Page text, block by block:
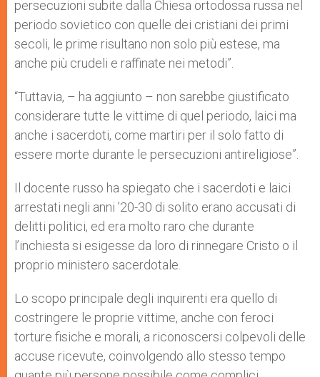
persecuzioni subite dalla Chiesa ortodossa russa nel
periodo sovietico con quelle dei cristiani dei primi
secoli, le prime risultano non solo più estese, ma
anche più crudeli e raffinate nei metodi”.
“Tuttavia, – ha aggiunto – non sarebbe giustificato
considerare tutte le vittime di quel periodo, laici ma
anche i sacerdoti, come martiri per il solo fatto di
essere morte durante le persecuzioni antireligiose”.
Il docente russo ha spiegato che i sacerdoti e laici
arrestati negli anni ’20-30 di solito erano accusati di
delitti politici, ed era molto raro che durante
l’inchiesta si esigesse da loro di rinnegare Cristo o il
proprio ministero sacerdotale.
Lo scopo principale degli inquirenti era quello di
costringere le proprie vittime, anche con feroci
torture fisiche e morali, a riconoscersi colpevoli delle
accuse ricevute, coinvolgendo allo stesso tempo